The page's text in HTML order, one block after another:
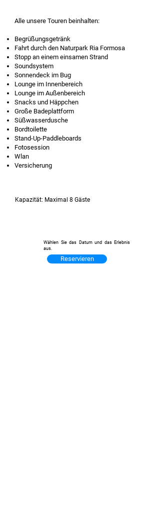
Alle unsere Touren beinhalten:
Begrüßungsgetränk
Fahrt durch den Naturpark Ria Formosa
Stopp an einem einsamen Strand
Soundsystem
Sonnendeck im Bug
Lounge im Innenbereich
Lounge im Außenbereich
Snacks und Häppchen
Große Badeplattform
Süßwasserdusche
Bordtoilette
Stand-Up-Paddleboards
Fotosession
Wlan
Versicherung
Kapazität: Maximal 8 Gäste
Wählen Sie das Datum und das Erlebnis
aus.
Reservieren